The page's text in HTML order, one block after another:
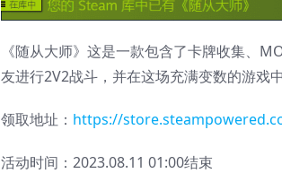
《随从大师》这是一款包含了卡牌收集、
友进行2V2战斗，并在这场充满变数的游戏
领取地址： https://
活动时间：2023.08.11 01:00结束